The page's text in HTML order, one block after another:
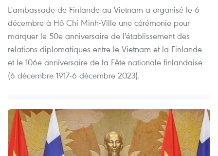
L'ambassade de Finlande au Vietnam a organisé le 6
décembre à Hô Chi Minh-Ville une cérémonie pour
marquer le 50e anniversaire de l'établissement des
relations diplomatiques entre le Vietnam et la Finlande
et le 106e anniversaire de la Fête nationale finlandaise
(6 décembre 1917-6 décembre 2023).